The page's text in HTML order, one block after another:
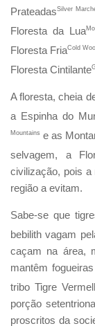
PrateadasSilver
Floresta da Lua
Floresta FriaCold
Floresta Cintilante
A floresta, cheia
a Espinha do
Mountains e as
selvagem, a
civilização, pois a
região a evitam.
Sabe-se que
bebilith vagam
caçam na área,
mantêm
tribo Tigre
porção
proscritos da